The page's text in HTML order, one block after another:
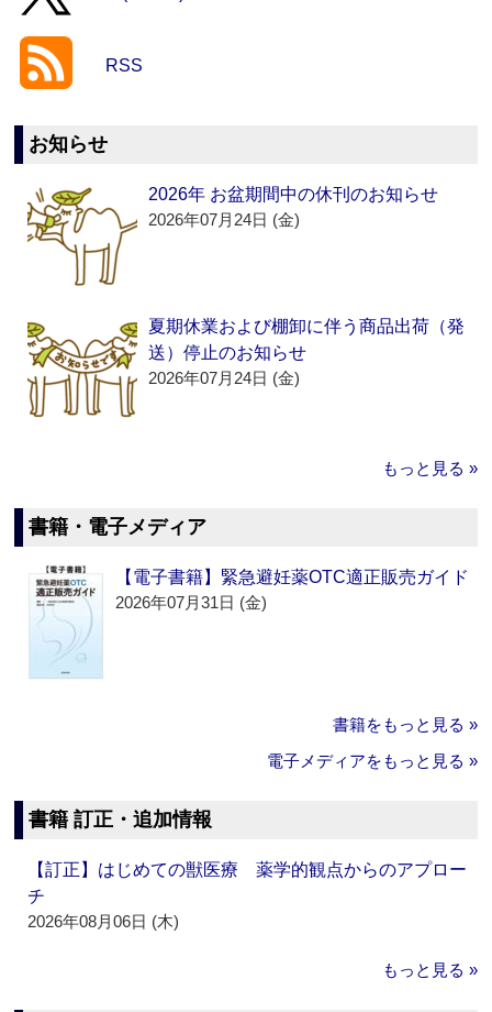
RSS
お知らせ
2026年 お盆期間中の休刊のお知らせ
2026年07月24日 (金)
夏期休業および棚卸に伴う商品出荷（発
送）停止のお知らせ
2026年07月24日 (金)
もっと見る »
書籍・電子メディア
【電子書籍】緊急避妊薬OTC適正販売ガイド
2026年07月31日 (金)
書籍をもっと見る »
電子メディアをもっと見る »
書籍 訂正・追加情報
【訂正】はじめての獣医療 薬学的観点からのアプロー
チ
2026年08月06日 (木)
もっと見る »